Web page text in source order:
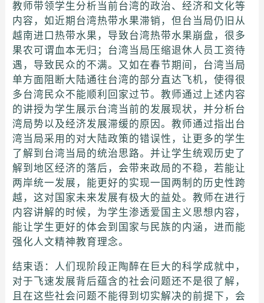
教师带领学生分析当前台湾的政治、经济和文化等
内容，如近期台湾热带水果滞销，但台当局仍旧从
越南进口热带水果，导致台湾热带水果崩盘，很多
果农可谓血本无归；台湾当局压缩退休人员工资待
遇，导致民众的不满。又如在春节期间，台湾当局
单方面阻断大陆通往台湾的部分直达飞机，使得很
多台湾民众不能顺利回家过节。教师通过上述内容
的讲授为学生展示台湾当前的发展现状，并分析台
湾局势以及经济发展滞缓的原因。教师通过指出台
湾当局采用的对大陆政策的错误性，让更多的学生
了解到台湾当局的统治思路。并让学生统观历史了
解到地区经济的落后，会带来政局的不稳，若能让
两岸统一发展，能更好的实现一国两制的历史性跨
越，这对国家未来发展有极大的益处。教师在进行
内容讲解的时候，为学生渗透爱国主义思想内容，
能让学生更好的体会到国家与民族的内涵，进而能
强化人文精神教育理念。
结束语：人们现阶段正陶醉在巨大的科学成就中，
对于飞速发展背后蕴含的社会问题还不是很了解，
且在这些社会问题不能得到切实解决的前提下，会